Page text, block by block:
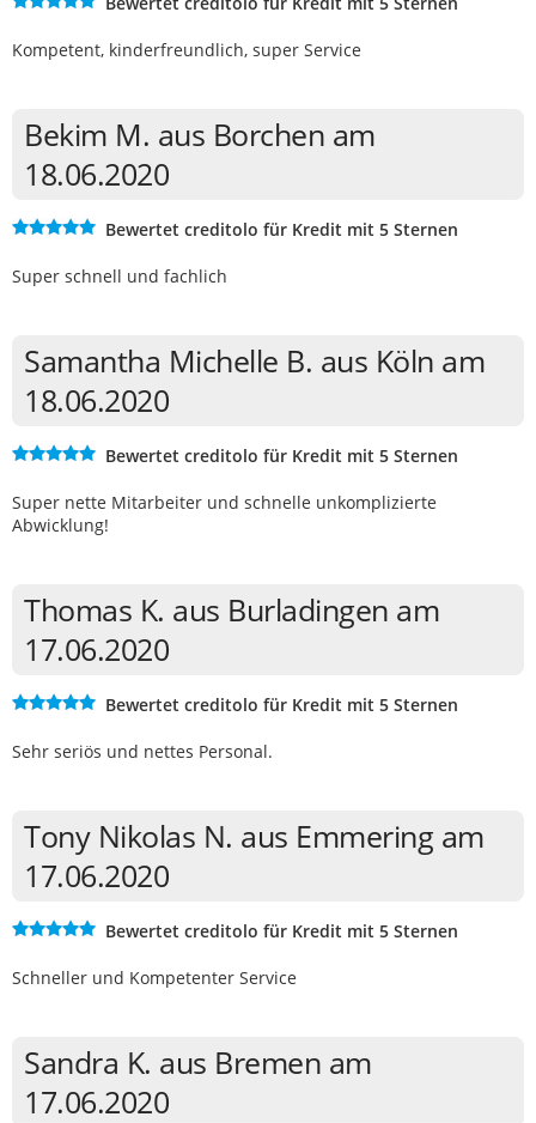
Kompetent, kinderfreundlich, super Service
Bekim M. aus Borchen am
18.06.2020
Bewertet creditolo für Kredit mit 5 Sternen
Super schnell und fachlich
Samantha Michelle B. aus Köln am
18.06.2020
Bewertet creditolo für Kredit mit 5 Sternen
Super nette Mitarbeiter und schnelle unkomplizierte
Abwicklung!
Thomas K. aus Burladingen am
17.06.2020
Bewertet creditolo für Kredit mit 5 Sternen
Sehr seriös und nettes Personal.
Tony Nikolas N. aus Emmering am
17.06.2020
Bewertet creditolo für Kredit mit 5 Sternen
Schneller und Kompetenter Service
Sandra K. aus Bremen am
17.06.2020